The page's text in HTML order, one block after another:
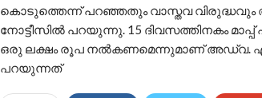
കൊടുത്തെന്ന് പറഞ്ഞതും വാസ്തവ വിരുദ്ധവും
നോട്ടീസിൽ പറയുന്നു. 15 ദിവസത്തിനകം
ഒരു ലക്ഷം രൂപ നൽകണമെന്നുമാണ്​ അഡ്വ.
പറയുന്നത്